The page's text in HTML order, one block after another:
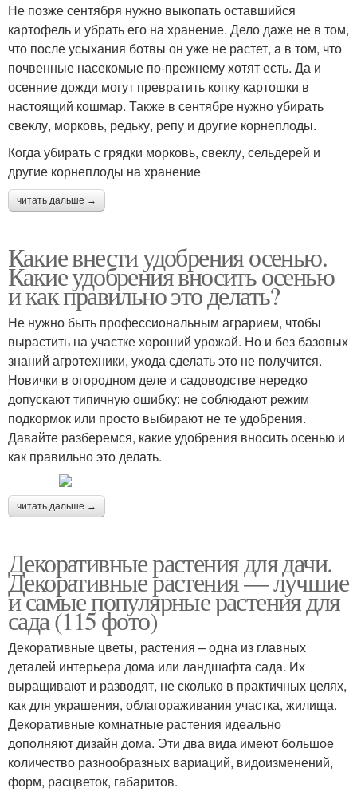
Не позже сентября нужно выкопать оставшийся
картофель и убрать его на хранение. Дело даже не в том,
что после усыхания ботвы он уже не растет, а в том, что
почвенные насекомые по-прежнему хотят есть. Да и
осенние дожди могут превратить копку картошки в
настоящий кошмар. Также в сентябре нужно убирать
свеклу, морковь, редьку, репу и другие корнеплоды.
Когда убирать с грядки морковь, свеклу, сельдерей и
другие корнеплоды на хранение
читать дальше →
Какие внести удобрения осенью.
Какие удобрения вносить осенью
и как правильно это делать?
Не нужно быть профессиональным аграрием, чтобы
вырастить на участке хороший урожай. Но и без базовых
знаний агротехники, ухода сделать это не получится.
Новички в огородном деле и садоводстве нередко
допускают типичную ошибку: не соблюдают режим
подкормок или просто выбирают не те удобрения.
Давайте разберемся, какие удобрения вносить осенью и
как правильно это делать.
читать дальше →
Декоративные растения для дачи.
Декоративные растения — лучшие
и самые популярные растения для
сада (115 фото)
Декоративные цветы, растения – одна из главных
деталей интерьера дома или ландшафта сада. Их
выращивают и разводят, не сколько в практичных целях,
как для украшения, облагораживания участка, жилища.
Декоративные комнатные растения идеально
дополняют дизайн дома. Эти два вида имеют большое
количество разнообразных вариаций, видоизменений,
форм, расцветок, габаритов.